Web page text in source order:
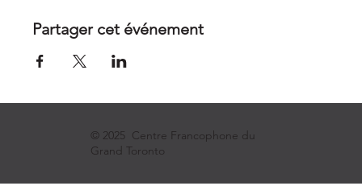
Partager cet événement
© 2025 Centre Francophone du
Grand Toronto